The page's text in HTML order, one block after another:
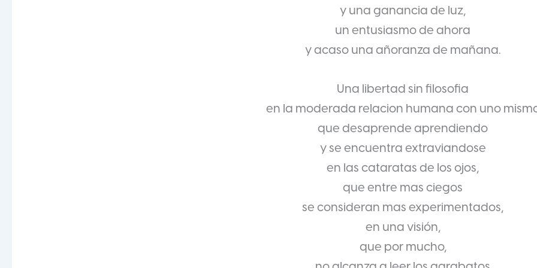
y una ganancia de luz,
un entusiasmo de ahora
y acaso una añoranza de mañana.
Una libertad sin filosofia
en la moderada relacion humana con uno
que desaprende aprendiendo
y se encuentra extraviandose
en las cataratas de los ojos,
que entre mas ciegos
se consideran mas experimentados,
en una visión,
que por mucho,